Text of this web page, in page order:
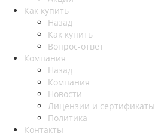
Как купить
Назад
Как купить
Вопрос-ответ
Компания
Назад
Компания
Новости
Лицензии и сертификаты
Политика
Контакты